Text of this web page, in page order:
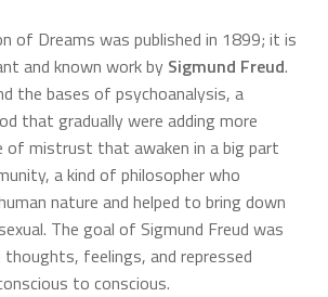
of Dreams was published in 1899; it is
and known work by Sigmund Freud.
the bases of psychoanalysis, a
that gradually were adding more
of mistrust that awaken in a big part
a kind of philosopher who
nature and helped to bring down
The goal of Sigmund Freud was
feelings, and repressed
to conscious.